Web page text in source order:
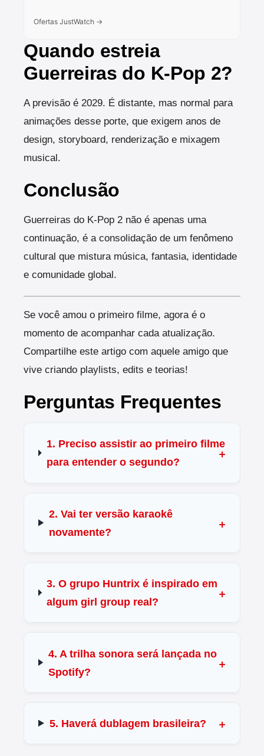
Ofertas JustWatch →
Quando estreia
Guerreiras do K-Pop 2?
A previsão é 2029. É distante, mas normal para
animações desse porte, que exigem anos de
design, storyboard, renderização e mixagem
musical.
Conclusão
Guerreiras do K-Pop 2 não é apenas uma
continuação, é a consolidação de um fenômeno
cultural que mistura música, fantasia, identidade
e comunidade global.
Se você amou o primeiro filme, agora é o
momento de acompanhar cada atualização.
Compartilhe este artigo com aquele amigo que
vive criando playlists, edits e teorias!
Perguntas Frequentes
1. Preciso assistir ao primeiro filme
para entender o segundo?
2. Vai ter versão karaokê
novamente?
3. O grupo Huntrix é inspirado em
algum girl group real?
4. A trilha sonora será lançada no
Spotify?
5. Haverá dublagem brasileira?